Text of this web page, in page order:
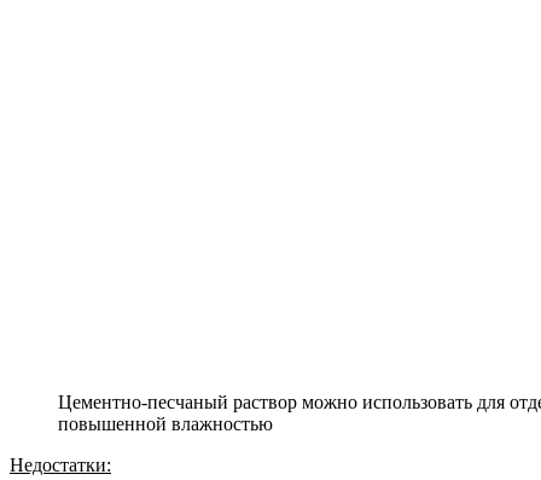
Цементно-песчаный раствор можно использовать для
повышенной влажностью
Недостатки: